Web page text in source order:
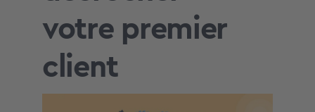
votre premier
client